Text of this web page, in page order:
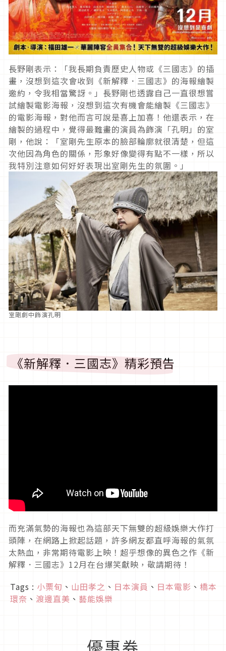
長野剛表示：「我長期負責歷史人物或《三國志》的插
畫，沒想到這次會收到《新解釋．三國志》的海報繪製
邀約，令我相當驚訝。」長野剛也透露自己一直很想嘗
試繪製電影海報，沒想到這次有機會能繪製《三國志》
的電影海報，對他而言可說是喜上加喜！他還表示，在
繪製的過程中，覺得最難畫的演員為飾演「孔明」的室
剛，他說：「室剛先生原本的臉部輪廓就很清楚，但這
次他因為角色的關係，形象好像變得有點不一樣，所以
我特別注意如何好好表現出室剛先生的氛圍。」
室剛劇中飾演孔明
《新解釋．三國志》精彩預告
而充滿氣勢的海報也為這部天下無雙的超級娛樂大作打
頭陣，在網路上掀起話題，許多網友都直呼海報的氣氛
太熱血，非常期待電影上映！超乎想像的異色之作《新
解釋．三國志》12月在台爆笑獻映，敬請期待！
Tags : 小栗旬 、 山田孝之 、 日本演員 、 日本電影 、 橋本
環奈 、 渡邊直美 、 藝能娛樂